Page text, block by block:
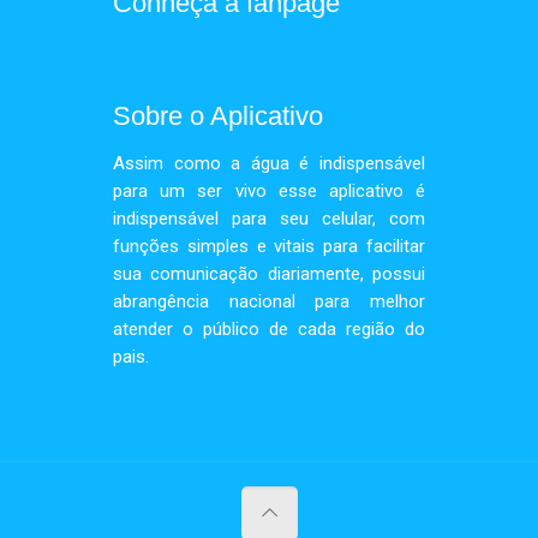
Sobre o Aplicativo
Assim como a água é indispensável
para um ser vivo esse aplicativo é
indispensável para seu celular, com
funções simples e vitais para facilitar
sua comunicação diariamente, possui
abrangência nacional para melhor
atender o público de cada região do
pais.